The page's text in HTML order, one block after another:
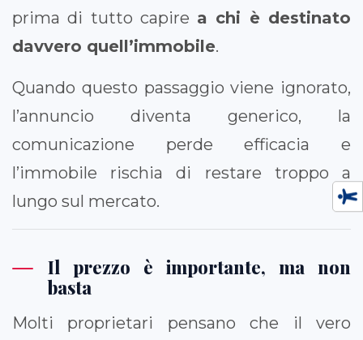
prima di tutto capire a chi è destinato
davvero quell’immobile.
Quando questo passaggio viene ignorato,
l’annuncio diventa generico, la
comunicazione perde efficacia e
l’immobile rischia di restare troppo a
lungo sul mercato.
Il prezzo è importante, ma non
basta
Molti proprietari pensano che il vero